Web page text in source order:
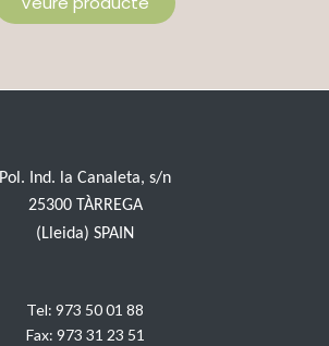
Pol. Ind. la Canaleta, s/n
25300 TÀRREGA
(Lleida) SPAIN
Tel: 973 50 01 88
Fax: 973 31 23 51